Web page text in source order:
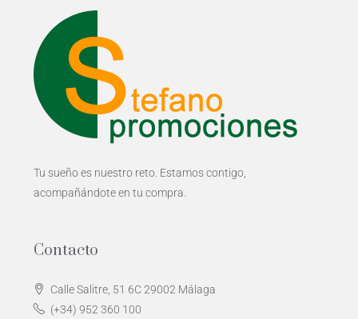
Tu sueño es nuestro reto. Estamos contigo,
acompañándote en tu compra.
Contacto
Calle Salitre, 51 6C 29002 Málaga
(+34) 952 360 100